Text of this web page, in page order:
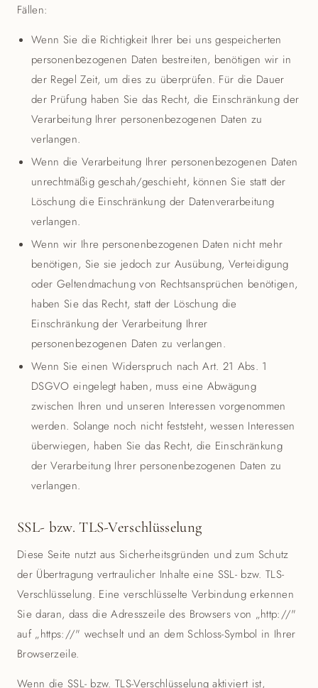
Fällen:
Wenn Sie die Richtigkeit Ihrer bei uns gespeicherten
personenbezogenen Daten bestreiten, benötigen wir in
der Regel Zeit, um dies zu überprüfen. Für die Dauer
der Prüfung haben Sie das Recht, die Einschränkung der
Verarbeitung Ihrer personenbezogenen Daten zu
verlangen.
Wenn die Verarbeitung Ihrer personenbezogenen Daten
unrechtmäßig geschah/geschieht, können Sie statt der
Löschung die Einschränkung der Datenverarbeitung
verlangen.
Wenn wir Ihre personenbezogenen Daten nicht mehr
benötigen, Sie sie jedoch zur Ausübung, Verteidigung
oder Geltendmachung von Rechtsansprüchen benötigen,
haben Sie das Recht, statt der Löschung die
Einschränkung der Verarbeitung Ihrer
personenbezogenen Daten zu verlangen.
Wenn Sie einen Widerspruch nach Art. 21 Abs. 1
DSGVO eingelegt haben, muss eine Abwägung
zwischen Ihren und unseren Interessen vorgenommen
werden. Solange noch nicht feststeht, wessen Interessen
überwiegen, haben Sie das Recht, die Einschränkung
der Verarbeitung Ihrer personenbezogenen Daten zu
verlangen.
SSL- bzw. TLS-Verschlüsselung
Diese Seite nutzt aus Sicherheitsgründen und zum Schutz
der Übertragung vertraulicher Inhalte eine SSL- bzw. TLS-
Verschlüsselung. Eine verschlüsselte Verbindung erkennen
Sie daran, dass die Adresszeile des Browsers von „http://"
auf „https://" wechselt und an dem Schloss-Symbol in Ihrer
Browserzeile.
Wenn die SSL- bzw. TLS-Verschlüsselung aktiviert ist,